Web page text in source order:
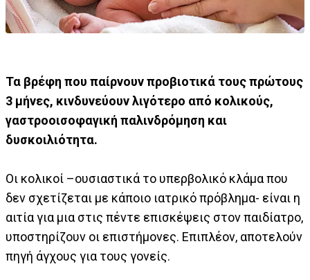
Τα βρέφη που παίρνουν προβιοτικά τους πρώτους
3 μήνες, κινδυνεύουν λιγότερο από κολικούς,
γαστροοισοφαγική παλινδρόμηση και
δυσκοιλιότητα.
Οι κολικοί –ουσιαστικά το υπερβολικό κλάμα που
δεν σχετίζεται με κάποιο ιατρικό πρόβλημα- είναι η
αιτία για μια στις πέντε επισκέψεις στον παιδίατρο,
υποστηρίζουν οι επιστήμονες. Επιπλέον, αποτελούν
πηγή άγχους για τους γονείς.